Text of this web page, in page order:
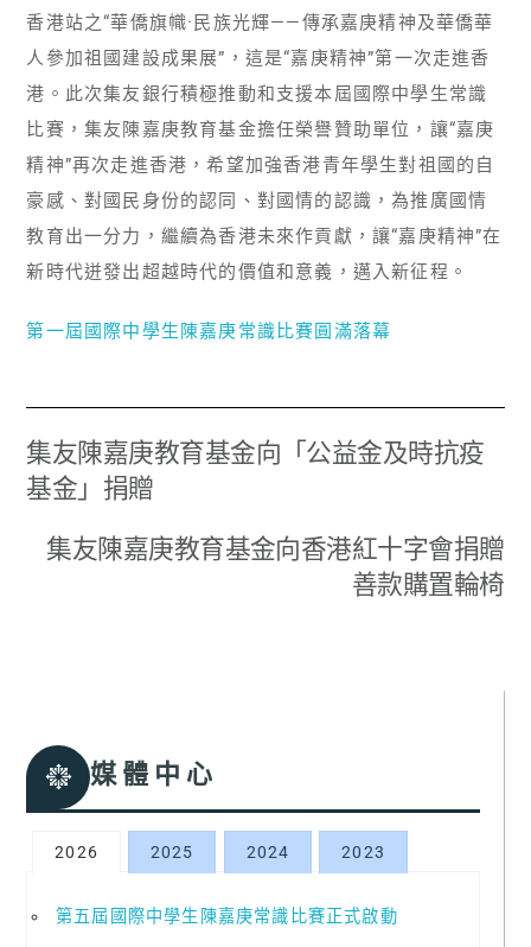
香港站之“華僑旗幟·民族光輝——傳承嘉庚精神及華僑華
人參加祖國建設成果展”，這是“嘉庚精神”第一次走進香
港。此次集友銀行積極推動和支援本屆國際中學生常識
比賽，集友陳嘉庚教育基金擔任榮譽贊助單位，讓“嘉庚
精神”再次走進香港，希望加強香港青年學生對祖國的自
豪感、對國民身份的認同、對國情的認識，為推廣國情
教育出一分力，繼續為香港未來作貢獻，讓“嘉庚精神”在
新時代迸發出超越時代的價值和意義，邁入新征程。
第一屆國際中學生陳嘉庚常識比賽圓滿落幕
集友陳嘉庚教育基金向「公益金及時抗疫
基金」捐贈
集友陳嘉庚教育基金向香港紅十字會捐贈
善款購置輪椅
媒體中心
2026 2025 2024 2023
第五屆國際中學生陳嘉庚常識比賽正式啟動